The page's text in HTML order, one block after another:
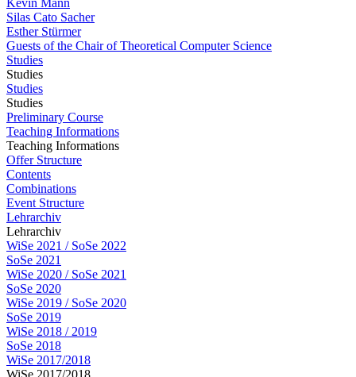
Kevin Mann
Silas Cato Sacher
Esther Stürmer
Guests of the Chair of Theoretical Computer Science
Studies
Studies
Studies
Studies
Preliminary Course
Teaching Informations
Teaching Informations
Offer Structure
Contents
Combinations
Event Structure
Lehrarchiv
Lehrarchiv
WiSe 2021 / SoSe 2022
SoSe 2021
WiSe 2020 / SoSe 2021
SoSe 2020
WiSe 2019 / SoSe 2020
SoSe 2019
WiSe 2018 / 2019
SoSe 2018
WiSe 2017/2018
WiSe 2017/2018